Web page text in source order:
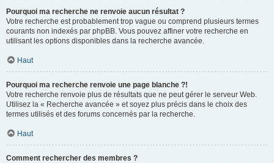
Pourquoi ma recherche ne renvoie aucun résultat ?
Votre recherche est probablement trop vague ou comprend plusieurs termes
courants non indexés par phpBB. Vous pouvez affiner votre recherche en
utilisant les options disponibles dans la recherche avancée.
Haut
Pourquoi ma recherche renvoie une page blanche ?!
Votre recherche renvoie plus de résultats que ne peut gérer le serveur Web.
Utilisez la « Recherche avancée » et soyez plus précis dans le choix des
termes utilisés et des forums concernés par la recherche.
Haut
Comment rechercher des membres ?